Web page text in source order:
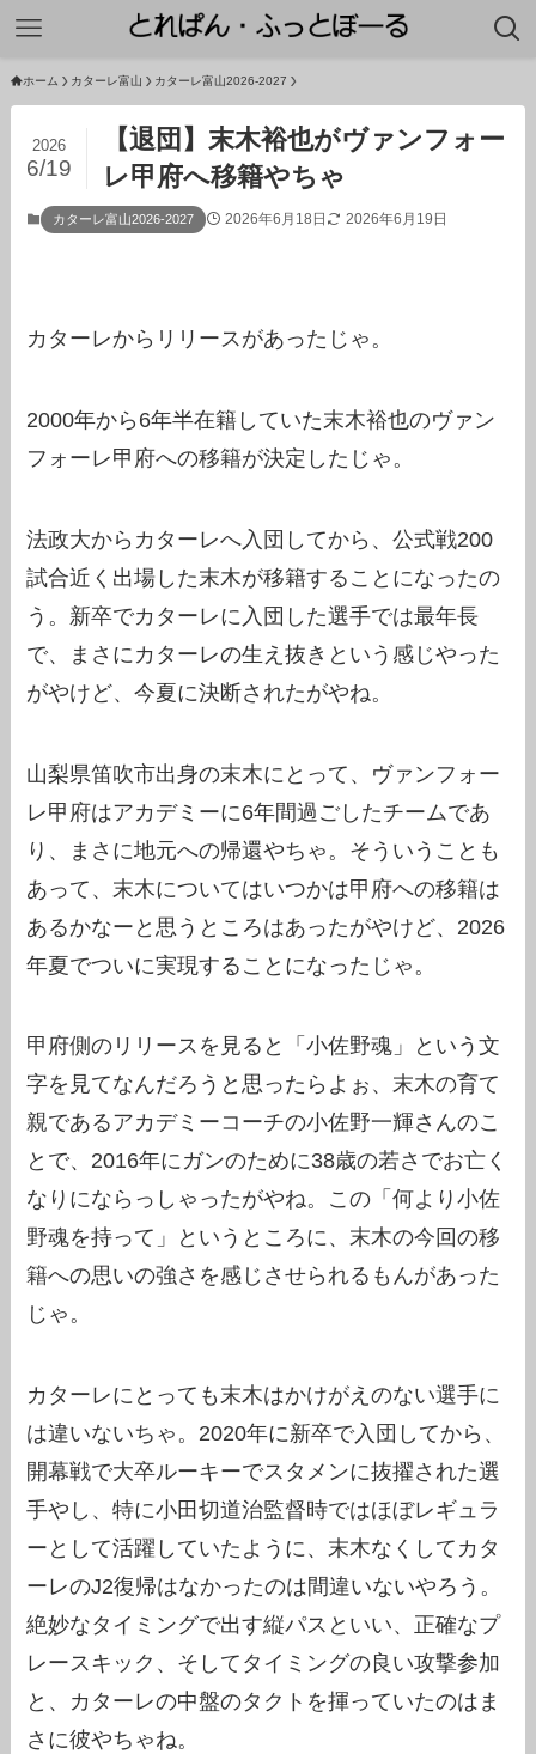
ホーム カターレ富山 カターレ富山2026-2027
【退団】末木裕也がヴァンフォー
レ甲府へ移籍やちゃ
2026
6/19
カターレ富山2026-2027 2026年6月18日 2026年6月19日
カターレからリリースがあったじゃ。
2000年から6年半在籍していた末木裕也のヴァン
フォーレ甲府への移籍が決定したじゃ。
法政大からカターレへ入団してから、公式戦200
試合近く出場した末木が移籍することになったの
う。新卒でカターレに入団した選手では最年長
で、まさにカターレの生え抜きという感じやった
がやけど、今夏に決断されたがやね。
山梨県笛吹市出身の末木にとって、ヴァンフォー
レ甲府はアカデミーに6年間過ごしたチームであ
り、まさに地元への帰還やちゃ。そういうことも
あって、末木についてはいつかは甲府への移籍は
あるかなーと思うところはあったがやけど、2026
年夏でついに実現することになったじゃ。
甲府側のリリースを見ると「小佐野魂」という文
字を見てなんだろうと思ったらよぉ、末木の育て
親であるアカデミーコーチの小佐野一輝さんのこ
とで、2016年にガンのために38歳の若さでお亡く
なりにならっしゃったがやね。この「何より小佐
野魂を持って」というところに、末木の今回の移
籍への思いの強さを感じさせられるもんがあった
じゃ。
カターレにとっても末木はかけがえのない選手に
は違いないちゃ。2020年に新卒で入団してから、
開幕戦で大卒ルーキーでスタメンに抜擢された選
手やし、特に小田切道治監督時ではほぼレギュラ
ーとして活躍していたように、末木なくしてカタ
ーレのJ2復帰はなかったのは間違いないやろう。
絶妙なタイミングで出す縦パスといい、正確なプ
レースキック、そしてタイミングの良い攻撃参加
と、カターレの中盤のタクトを揮っていたのはま
さに彼やちゃね。